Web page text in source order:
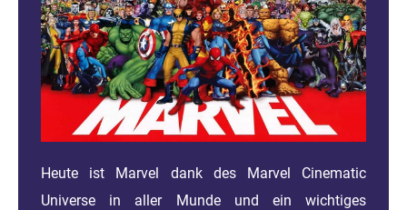
Heute ist Marvel dank des Marvel Cinematic
Universe in aller Munde und ein wichtiges